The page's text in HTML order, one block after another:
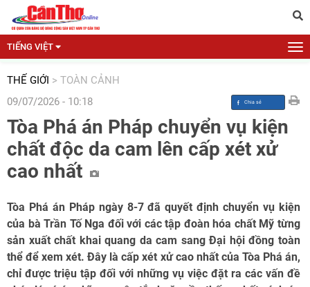
TIẾNG VIỆT
THẾ GIỚI > TOÀN CẢNH
09/07/2026 - 10:18
Tòa Phá án Pháp chuyển vụ kiện
chất độc da cam lên cấp xét xử
cao nhất
Tòa Phá án Pháp ngày 8-7 đã quyết định chuyển vụ kiện
của bà Trần Tố Nga đối với các tập đoàn hóa chất Mỹ từng
sản xuất chất khai quang da cam sang Đại hội đồng toàn
thể để xem xét. Đây là cấp xét xử cao nhất của Tòa Phá án,
chỉ được triệu tập đối với những vụ việc đặt ra các vấn đề